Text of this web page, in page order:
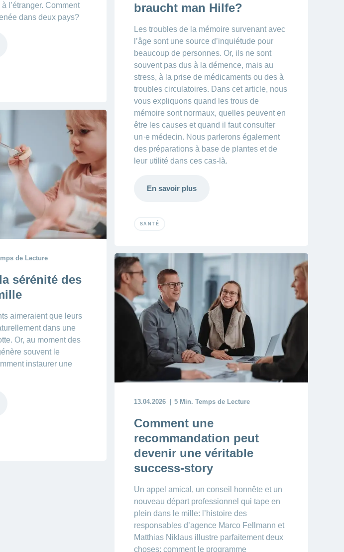
l’étranger. Comment
dans deux pays?
braucht man Hilfe?
Les troubles de la mémoire survenant avec
l’âge sont une source d’inquiétude pour
beaucoup de personnes. Or, ils ne sont
souvent pas dus à la démence, mais au
stress, à la prise de médicaments ou des à
troubles circulatoires. Dans cet article, nous
vous expliquons quand les trous de
mémoire sont normaux, quelles peuvent en
être les causes et quand il faut consulter
un·e médecin. Nous parlerons également
des préparations à base de plantes et de
leur utilité dans ces cas-là.
En savoir plus
SANTÉ
de Lecture
sérénité des
aimeraient que leurs
dans une
Or, au moment des
souvent le
instaurer une
13.04.2026 5 Min. Temps de Lecture
Comment une
recommandation peut
devenir une véritable
success-story
Un appel amical, un conseil honnête et un
nouveau départ professionnel qui tape en
plein dans le mille: l’histoire des
responsables d’agence Marco Fellmann et
Matthias Niklaus illustre parfaitement deux
choses: comment le programme